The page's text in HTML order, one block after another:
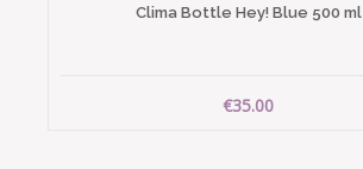
Clima Bottle Hey! Blue 500 ml
€35.00